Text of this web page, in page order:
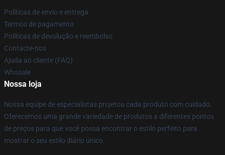
Políticas de envio e entrega
Termos de pagamento
Políticas de devolução e reembolso
Contacte-nos
Ajuda ao cliente (FAQ)
Whosale
Nossa loja
Nossa equipe de especialistas projetou cada produto com cuidado.
Oferecemos uma grande variedade de produtos a diferentes pontos
de preços para que você possa encontrar o estilo perfeito para
mostrar o seu estilo diário único.